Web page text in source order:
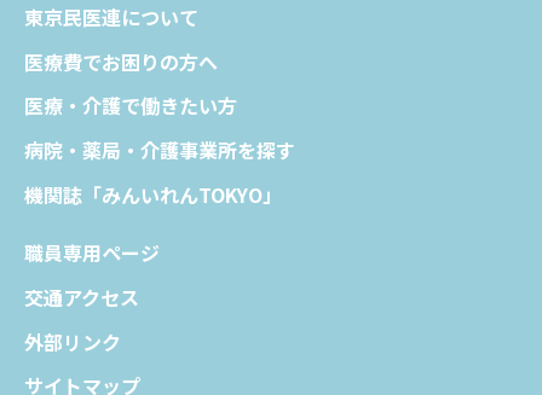
東京民医連について
医療費でお困りの方へ
医療・介護で働きたい方
病院・薬局・介護事業所を探す
機関誌「みんいれんTOKYO」
職員専用ページ
交通アクセス
外部リンク
サイトマップ